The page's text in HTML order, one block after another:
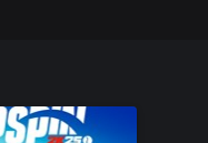
수 없는 특수 기능을
용 및/또는 양도 불가
있음)이 필요할 수 있